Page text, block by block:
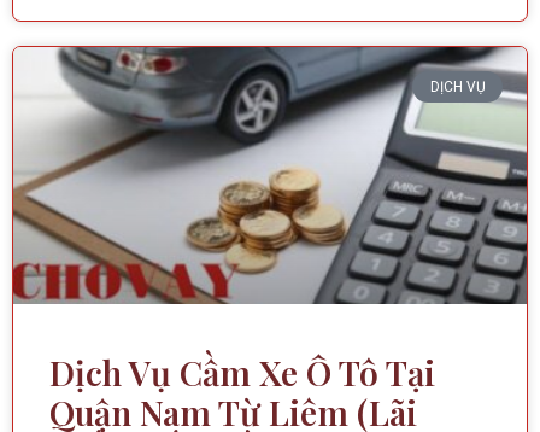
DỊCH VỤ
Dịch Vụ Cầm Xe Ô Tô Tại
Quận Nam Từ Liêm (Lãi